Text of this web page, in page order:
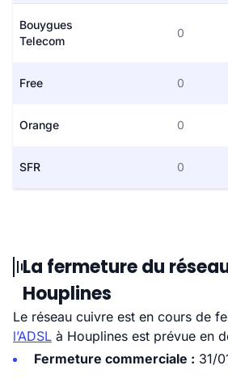
Bouygues
Telecom
0
Free 0
Orange 0
SFR 0
La fermeture du
Houplines
Le réseau cuivre est en cours de
l’ADSL à Houplines est prévue en
Fermeture commerciale : 31/